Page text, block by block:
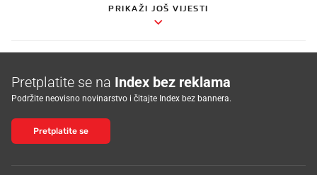
PRIKAŽI JOŠ VIJESTI
Pretplatite se na Index bez reklama
Podržite neovisno novinarstvo i čitajte Index bez bannera.
Pretplatite se